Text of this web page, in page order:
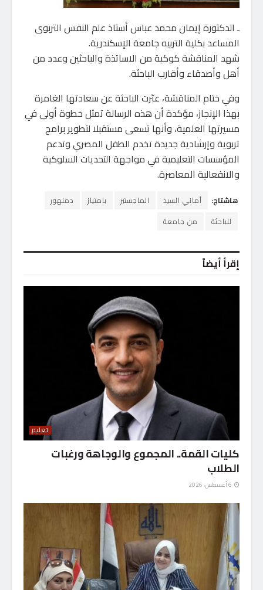
ـ الدكتورة إيمان محمد عباس أستاذ علم النفس التربوى
المساعد بكلية التربيه جامعة الإسكندرية.
شهد المناقشة كوكبة من الاساتذة والباحثين وعدد من
أهل وأصدقاء وأقارب الباحثة.
وفي ختام المناقشة، عبّرت الباحثة عن سعادتها الغامرة
بهذا الإنجاز، مؤكدة أن هذه الرسالة تمثل خطوة أولى في
مسيرتها العلمية، وأنها تسعى مستقبلا لتطوير برامج
تربوية وإرشادية جديدة تخدم الطفل المصري وتدعم
المؤسسات التعليمية في مواجهة التحديات السلوكية
والانفعالية المعاصرة.
هاشتاج: أماني السيد الماجستير بامتياز
دمنهور
للباحثة
من جامعة
إقرأ أيضاً
تعليم
كليات القمة.. المجموع والوجاهة ورغبات
الطلاب